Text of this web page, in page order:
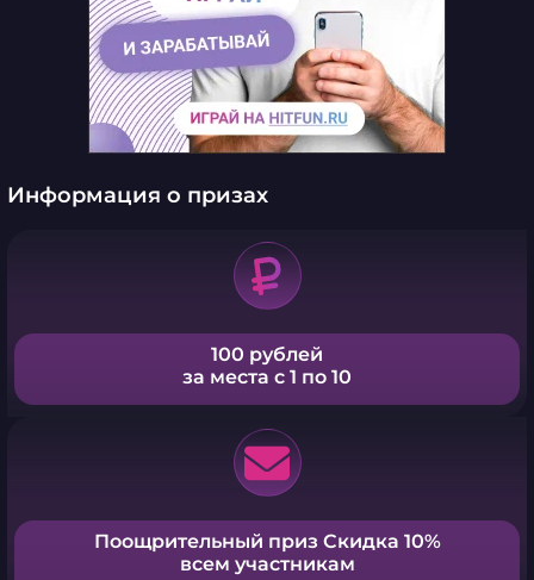
Информация о призах
100 рублей
за места с 1 по 10
Поощрительный приз Скидка 10%
всем участникам